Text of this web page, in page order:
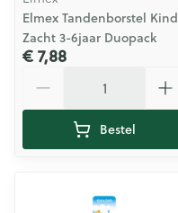
Elmex Tandenborstel Kind
Zacht 3-6jaar Duopack
€ 7,88
Bestel